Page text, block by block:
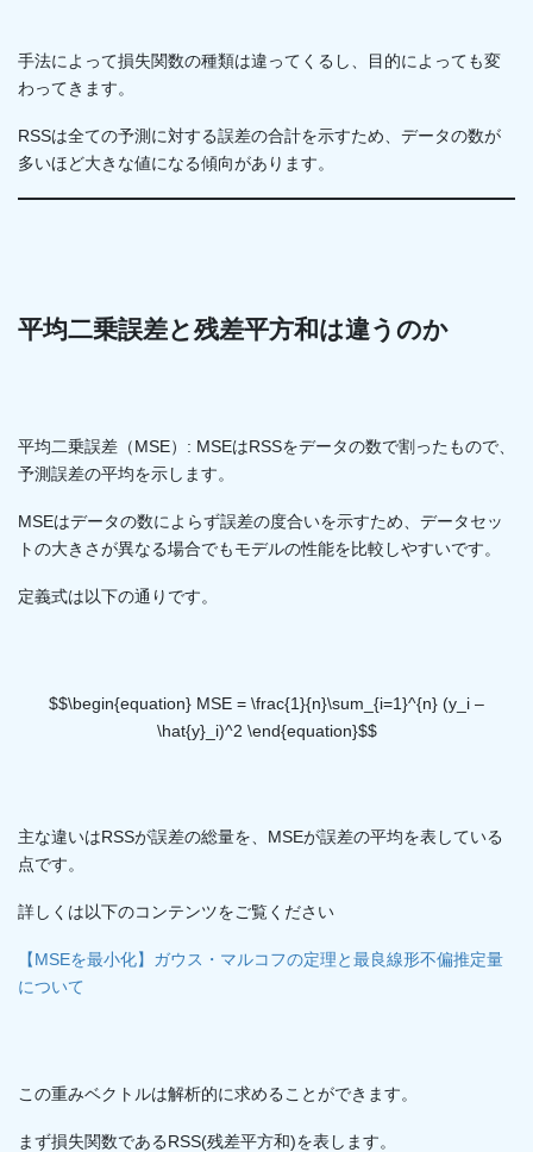
手法によって損失関数の種類は違ってくるし、目的によっても変
わってきます。
RSSは全ての予測に対する誤差の合計を示すため、データの数が
多いほど大きな値になる傾向があります。
平均二乗誤差と残差平方和は違うのか
平均二乗誤差（MSE）: MSEはRSSをデータの数で割ったもので、
予測誤差の平均を示します。
MSEはデータの数によらず誤差の度合いを示すため、データセッ
トの大きさが異なる場合でもモデルの性能を比較しやすいです。
定義式は以下の通りです。
$$\begin{equation} MSE = \frac{1}{n}\sum_{i=1}^{n} (y_i –
\hat{y}_i)^2 \end{equation}$$
主な違いはRSSが誤差の総量を、MSEが誤差の平均を表している
点です。
詳しくは以下のコンテンツをご覧ください
【MSEを最小化】ガウス・マルコフの定理と最良線形不偏推定量
について
この重みベクトルは解析的に求めることができます。
まず損失関数であるRSS(残差平方和)を表します。